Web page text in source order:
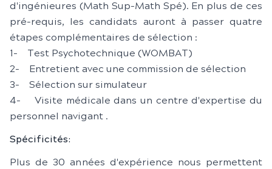
d'ingénieures (Math Sup-Math Spé). En plus de ces
pré-requis, les candidats auront à passer quatre
étapes complémentaires de sélection :
1- Test Psychotechnique (WOMBAT)
2- Entretient avec une commission de sélection
3- Sélection sur simulateur
4- Visite médicale dans un centre d'expertise du
personnel navigant .
Spécificités:
Plus de 30 années d'expérience nous permettent